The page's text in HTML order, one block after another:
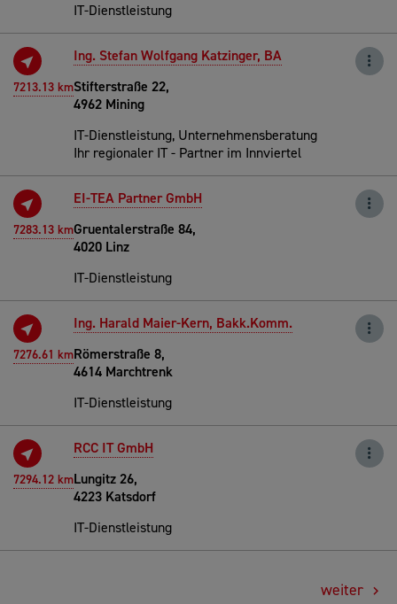
IT-Dienstleistung
7213.13 km
Ing. Stefan Wolfgang Katzinger, BA
Stifterstraße 22,
4962 Mining
IT-Dienstleistung, Unternehmensberatung
Ihr regionaler IT - Partner im Innviertel
7283.13 km
EI-TEA Partner GmbH
Gruentalerstraße 84,
4020 Linz
IT-Dienstleistung
7276.61 km
Ing. Harald Maier-Kern, Bakk.Komm.
Römerstraße 8,
4614 Marchtrenk
IT-Dienstleistung
7294.12 km
RCC IT GmbH
Lungitz 26,
4223 Katsdorf
IT-Dienstleistung
weiter